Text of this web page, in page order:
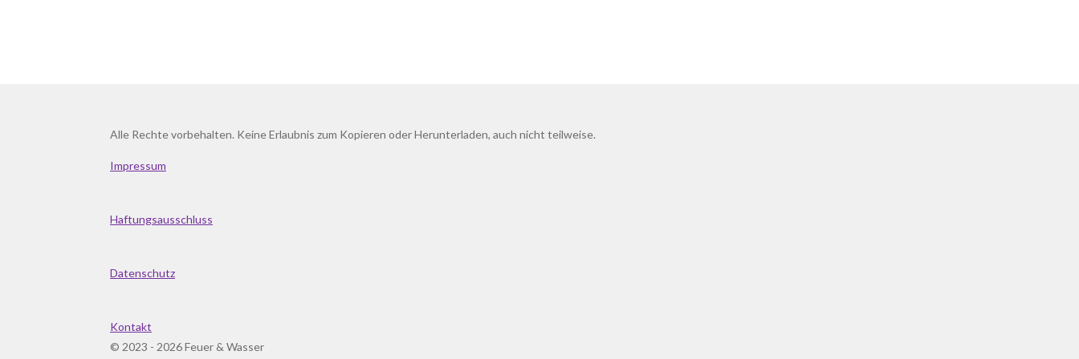
Alle Rechte vorbehalten. Keine Erlaubnis zum Kopieren oder Herunterladen, auch nicht teilweise.
Impressum
Haftungsausschluss
Datenschutz
Kontakt
© 2023 - 2026 Feuer & Wasser